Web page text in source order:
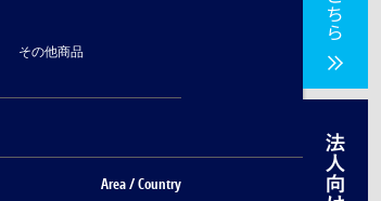
その他商品
Area / Country